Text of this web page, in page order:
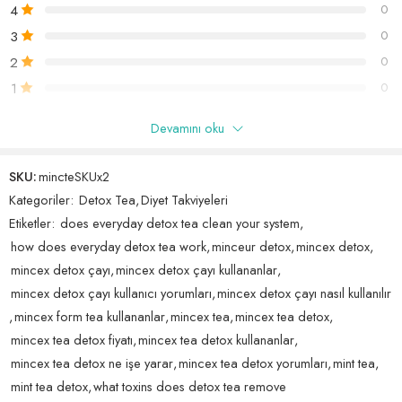
Yeşil çay
Mate çayı
Ananas yaprağı
Nane
Mincex Detox Tea’nin İçindeki Doğal Güçler: Yeşil Çay,
Mate Çayı, Ananas Yaprağı, Rezene ve Nane
Mincex Detox Tea, kilo verme ve detoks hedeflerine ulaşmanıza
yardımcı olabilecek doğal bir bitki çayıdır. Bu özel karışım, her biri
kendi benzersiz faydaları sunan beş güçlü bitkiden oluşur:
1. Yeşil Çay:Antioksidanlar ve kateşinler açısından zengin olan yeşil
çay, metabolizmanızı hızlandırmaya ve yağ yakımını teşvik etmeye
yardımcı olarak kilo verme hedeflerinizde size destek olur. Mincex
Detox Tea’de kullanılan yeşil çay, yüksek kaliteli ve özenle seçilmiştir,
bu da size en iyi detoks ve kilo verme deneyimini sunar.
etmiyoruz. Hamile emziren bayanların zayıflama ürünleri kullanmaları
4 0
3 0
2 0
1 0
Yalnızca bu ürünü satın almış oturum açmış müşteriler yorum
16 incelemesinden 1 - 16 gösteriliyor
5 üzerinden
oy aldı
beytullah(doğrulanmış kullanıcı) – 17 Haziran 2024
zaten iciyordum kargo 1 gunde geldi muazzam
Devamını oku
SKU:mincteSKUx2
Kategoriler: Detox Tea,Diyet Takviyeleri
Etiketler: does everyday detox tea clean your system,
how does everyday detox tea work,minceur detox,mincex detox,
mincex detox çayı,mincex detox çayı kullananlar,
mincex detox çayı kullanıcı yorumları,mincex detox çayı nasıl kullanılır
,mincex form tea kullananlar,mincex tea,mincex tea detox,
mincex tea detox fiyatı,mincex tea detox kullananlar,
mincex tea detox ne işe yarar,mincex tea detox yorumları,mint tea,
mint tea detox,what toxins does detox tea remove